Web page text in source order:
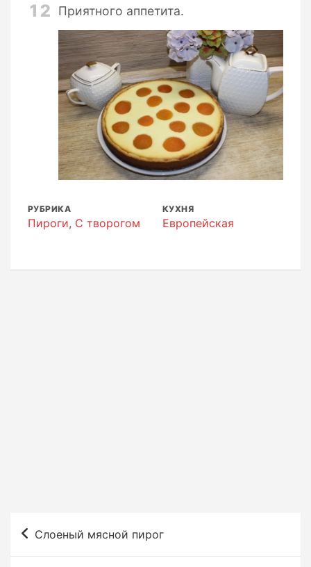
12 Приятного аппетита.
РУБРИКА
Пироги, С творогом
КУХНЯ
Европейская
Слоеный мясной пирог